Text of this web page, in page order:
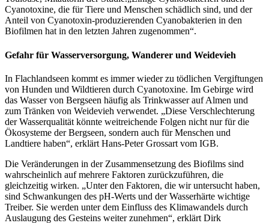
Cyanotoxine, die für Tiere und Menschen schädlich sind, und der
Anteil von Cyanotoxin-produzierenden Cyanobakterien in den
Biofilmen hat in den letzten Jahren zugenommen“.
Gefahr für Wasserversorgung, Wanderer und Weidevieh
In Flachlandseen kommt es immer wieder zu tödlichen Vergiftungen
von Hunden und Wildtieren durch Cyanotoxine. Im Gebirge wird
das Wasser von Bergseen häufig als Trinkwasser auf Almen und
zum Tränken von Weidevieh verwendet. „Diese Verschlechterung
der Wasserqualität könnte weitreichende Folgen nicht nur für die
Ökosysteme der Bergseen, sondern auch für Menschen und
Landtiere haben“, erklärt Hans-Peter Grossart vom IGB.
Die Veränderungen in der Zusammensetzung des Biofilms sind
wahrscheinlich auf mehrere Faktoren zurückzuführen, die
gleichzeitig wirken. „Unter den Faktoren, die wir untersucht haben,
sind Schwankungen des pH-Werts und der Wasserhärte wichtige
Treiber. Sie werden unter dem Einfluss des Klimawandels durch
Auslaugung des Gesteins weiter zunehmen“, erklärt Dirk